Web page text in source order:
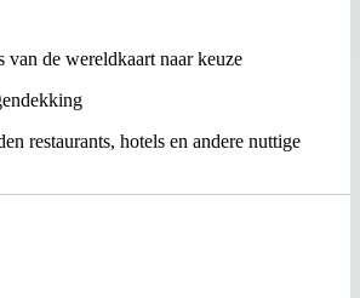
van de wereldkaart naar keuze
restaurants, hotels en andere nuttige